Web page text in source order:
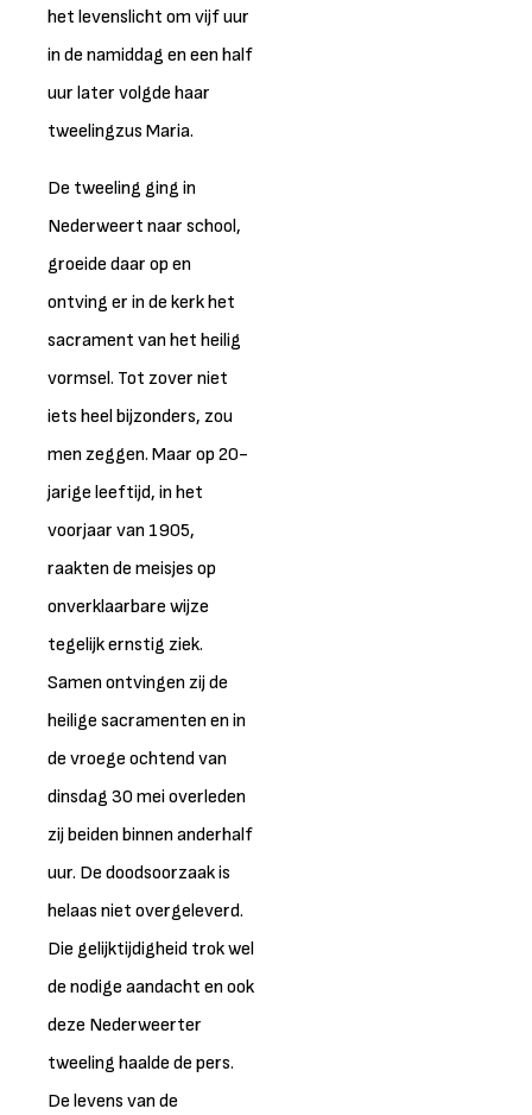
het levenslicht om vijf uur
in de namiddag en een half
uur later volgde haar
tweelingzus Maria.
De tweeling ging in
Nederweert naar school,
groeide daar op en
ontving er in de kerk het
sacrament van het heilig
vormsel. Tot zover niet
iets heel bijzonders, zou
men zeggen. Maar op 20-
jarige leeftijd, in het
voorjaar van 1905,
raakten de meisjes op
onverklaarbare wijze
tegelijk ernstig ziek.
Samen ontvingen zij de
heilige sacramenten en in
de vroege ochtend van
dinsdag 30 mei overleden
zij beiden binnen anderhalf
uur. De doodsoorzaak is
helaas niet overgeleverd.
Die gelijktijdigheid trok wel
de nodige aandacht en ook
deze Nederweerter
tweeling haalde de pers.
De levens van de